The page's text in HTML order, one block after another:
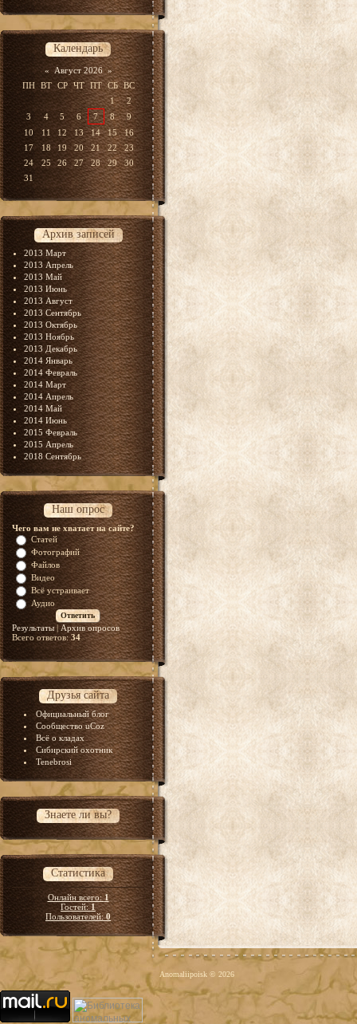
Календарь
« Август 2026 »
ПН ВТ СР ЧТ ПТ СБ ВС
1
2
3
4 5 6 7 8
9
10
11 12 13 14 15
16
17
18 19 20 21 22
23
24
25 26 27 28 29
30
31
Архив записей
2013 Март
2013 Апрель
2013 Май
2013 Июнь
2013 Август
2013 Сентябрь
2013 Октябрь
2013 Ноябрь
2013 Декабрь
2014 Январь
2014 Февраль
2014 Март
2014 Апрель
2014 Май
2014 Июнь
2015 Февраль
2015 Апрель
2018 Сентябрь
Наш опрос
Чего вам не хватает на сайте?
Статей
Фотографий
Файлов
Видео
Всё устраивает
Аудио
Результаты|Архив опросов
Всего ответов:34
Друзья сайта
Официальный блог
Сообщество uCoz
Всё о кладах
Сибирский охотник
Tenebrosi
Знаете ли вы?
Статистика
Онлайн всего:1
Гостей:1
Пользователей:0
Anomaliipoisk © 2026